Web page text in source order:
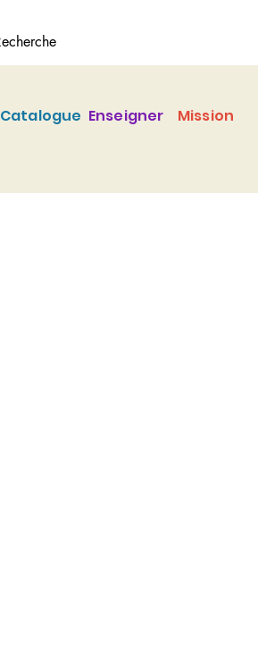
Catalogue Enseigner Mission